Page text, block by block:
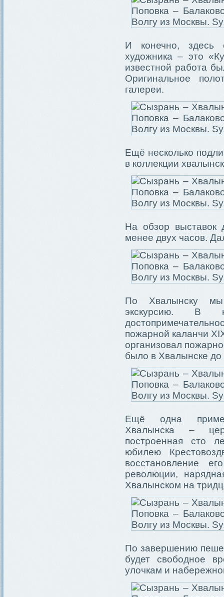
И конечно, здесь
художника – это
известной работа
Оригинальное
галереи.
Ещё несколько
в коллекции
На обзор выставок
менее двух часов.
По Хвалынску мы
экскурсию.
пожарной каланчи
организовал
было в Хвалынске
Ещё одна
Хвалынска –
построенная сто
юбилею
восстановление
революции,
Хвалынском на
По завершению
будет свободное
улочкам и